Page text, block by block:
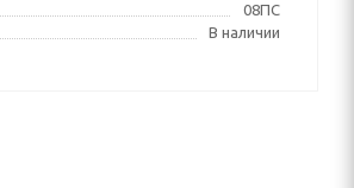
08ПС
В наличии